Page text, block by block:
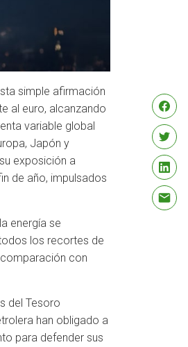
simple afirmación
al euro, alcanzando
variable global
Japón y
exposición a
de año, impulsados
energía se
los recortes de
con
del Tesoro
han obligado a
para defender sus